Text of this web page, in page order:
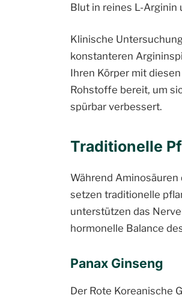
Blut in reines L-Arginin
Klinische
konstanteren
Ihren Körper mit
Rohstoffe bereit, um
spürbar verbessert.
Traditionelle
Während
setzen traditionelle
unterstützen das
hormonelle Balance
Panax Ginseng
Der Rote Koreanische